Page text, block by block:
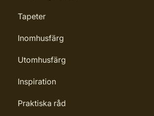
Tapeter
Inomhusfärg
Utomhusfärg
Inspiration
Praktiska råd